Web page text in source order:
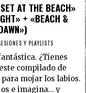
AT THE BEACH»
+ «BEACH &
Y PLAYLISTS
¿Tienes
compilado de
mojar los labios.
e imagina… y